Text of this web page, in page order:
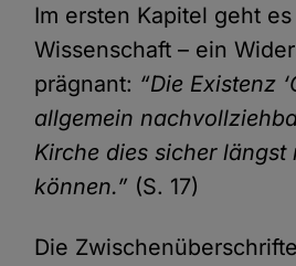
Im ersten Kapitel geht
Wissenschaft – ein
prägnant: “Die Existenz
allgemein
Kirche dies sicher
können.” (S. 17)
Die